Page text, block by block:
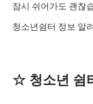
잠시 쉬어가도 괜찮
청소년쉼터 정보 알
☆ 청소년 쉼